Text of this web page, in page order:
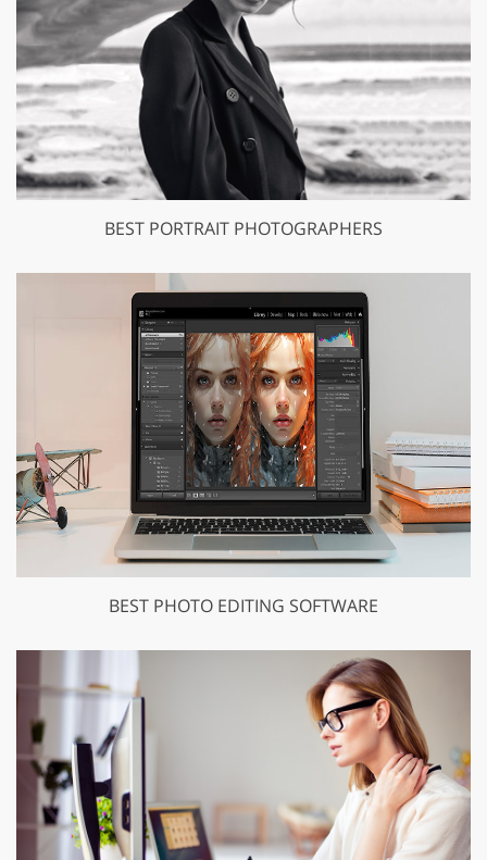
BEST PORTRAIT PHOTOGRAPHERS
BEST PHOTO EDITING SOFTWARE